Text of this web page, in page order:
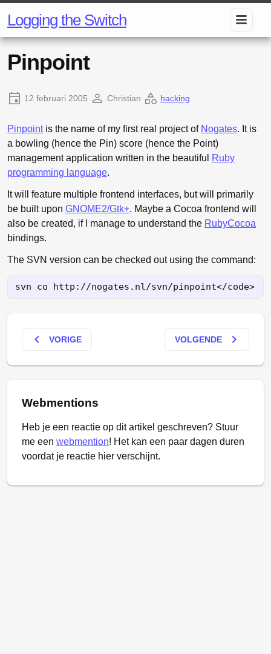
Logging the Switch
Pinpoint
12 februari 2005 Christian hacking
Pinpointis the name of my first real project of Nogates. It is
a bowling (hence the Pin) score (hence the Point)
management application written in the beautiful
Ruby
programming language.
It will feature multiple frontend interfaces, but will primarily
be built upon GNOME2/Gtk+. Maybe a Cocoa frontend will
also be created, if I manage to understand the RubyCocoa
bindings.
The SVN version can be checked out using the command:
keyboard_arrow_left VORIGE VOLGENDE keyboard_arrow_right
Webmentions
Heb je een reactie op dit artikel geschreven? Stuur
me een webmention! Het kan een paar dagen duren
voordat je reactie hier verschijnt.